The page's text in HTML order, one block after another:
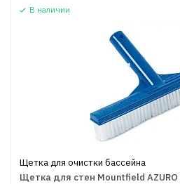
В наличии
Щетка для очистки бассейна
Щетка для стен Mountfield AZURO